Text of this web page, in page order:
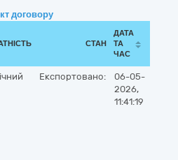
договору
СТАН
ДАТА
ТА
ЧАС
Експортовано:
06-05-
2026,
11:41:19